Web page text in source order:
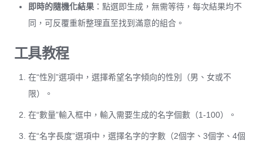
即時的隨機化結果 ：點選即生成，無需等待，每次結果均不
同，可反覆重新整理直至找到滿意的組合。
工具教程
在“性別”選項中，選擇希望名字傾向的性別（男、女或不
限）。
在“數量”輸入框中，輸入需要生成的名字個數（1-100）。
在“名字長度”選項中，選擇名字的字數（2個字、3個字、4個